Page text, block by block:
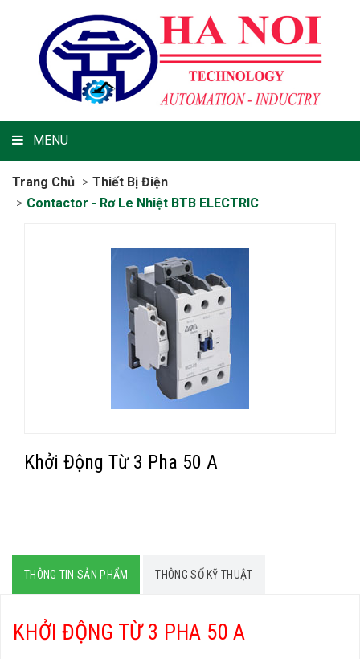
MENU
Trang Chủ
Thiết Bị Điện
Contactor - Rơ Le Nhiệt BTB ELECTRIC
Khởi Động Từ 3 Pha 50 A
THÔNG TIN SẢN PHẨM THÔNG SỐ KỸ THUẬT
KHỞI ĐỘNG TỪ 3 PHA 50 A